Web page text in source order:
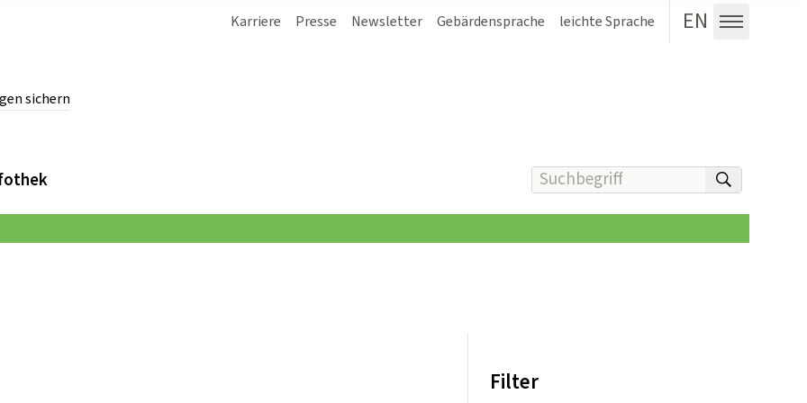
sichern
Karriere Presse Newsletter Gebärdensprache leichte Sprache EN
Menü
Suchbegriff(e) eingeben
Filter